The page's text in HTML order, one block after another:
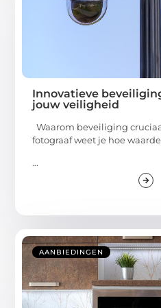
Innovatieve
jouw veiligheid
Waarom beveiliging
fotograaf weet je hoe
...
AANBIEDINGEN